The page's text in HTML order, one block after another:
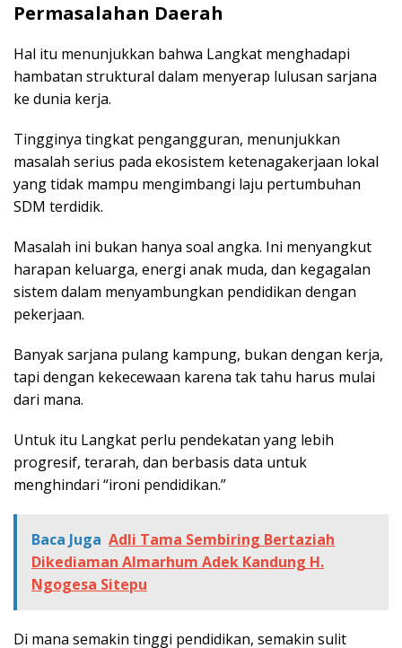
Permasalahan Daerah
Hal itu menunjukkan bahwa Langkat menghadapi
hambatan struktural dalam menyerap lulusan sarjana
ke dunia kerja.
Tingginya tingkat pengangguran, menunjukkan
masalah serius pada ekosistem ketenagakerjaan lokal
yang tidak mampu mengimbangi laju pertumbuhan
SDM terdidik.
Masalah ini bukan hanya soal angka. Ini menyangkut
harapan keluarga, energi anak muda, dan kegagalan
sistem dalam menyambungkan pendidikan dengan
pekerjaan.
Banyak sarjana pulang kampung, bukan dengan kerja,
tapi dengan kekecewaan karena tak tahu harus mulai
dari mana.
Untuk itu Langkat perlu pendekatan yang lebih
progresif, terarah, dan berbasis data untuk
menghindari “ironi pendidikan.”
Baca Juga Adli Tama Sembiring Bertaziah
Dikediaman Almarhum Adek Kandung H.
Ngogesa Sitepu
Di mana semakin tinggi pendidikan, semakin sulit